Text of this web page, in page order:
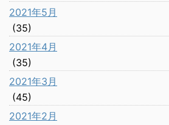
2021年5月
(35)
2021年4月
(35)
2021年3月
(45)
2021年2月